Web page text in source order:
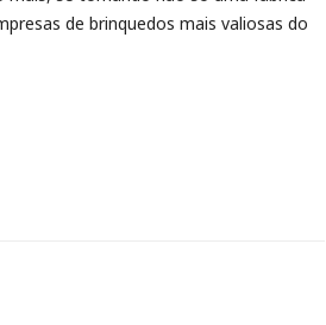
de brinquedos mais valiosas do